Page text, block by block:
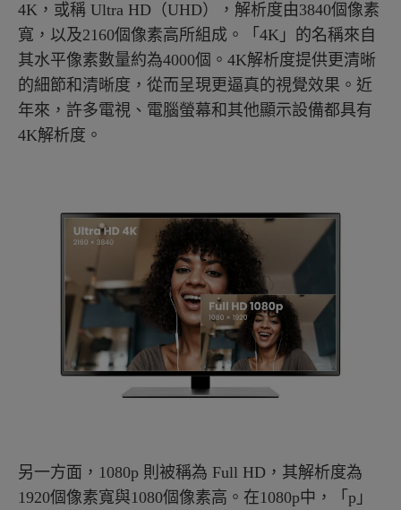
4K，或稱 Ultra HD（UHD），解析度由3840個像素
寬，以及2160個像素高所組成。「4K」的名稱來自
其水平像素數量約為4000個。4K解析度提供更清晰
的細節和清晰度，從而呈現更逼真的視覺效果。近
年來，許多電視、電腦螢幕和其他顯示設備都具有
4K解析度。
另一方面，1080p 則被稱為 Full HD，其解析度為
1920個像素寬與1080個像素高。在1080p中，「p」